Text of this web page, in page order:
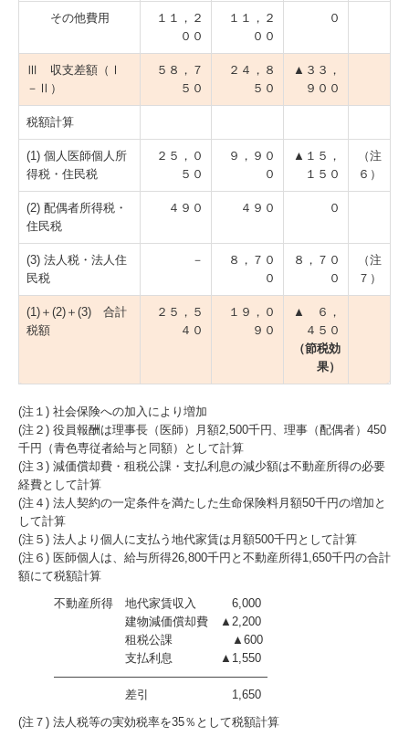
その他費用
１１，２
００
１１，２
００
０
Ⅲ 収支差額（Ⅰ
－Ⅱ）
５８，７
５０
２４，８
５０
▲３３，
９００
税額計算
(1) 個人医師個人所
得税・住民税
２５，０
５０
９，９０
０
▲１５，
１５０
（注
６）
(2) 配偶者所得税・
住民税
４９０ ４９０ ０
(3) 法人税・法人住
民税
－
８，７０
０
８，７０
０
（注
７）
(1)＋(2)＋(3) 合計
税額
２５，５
４０
１９，０
９０
▲ ６，
４５０
（節税効
果）
(注１) 社会保険への加入により増加
(注２) 役員報酬は理事長（医師）月額2,500千円、理事（配偶者）450
千円（青色専従者給与と同額）として計算
(注３) 減価償却費・租税公課・支払利息の減少額は不動産所得の必要
経費として計算
(注４) 法人契約の一定条件を満たした生命保険料月額50千円の増加と
して計算
(注５) 法人より個人に支払う地代家賃は月額500千円として計算
(注６) 医師個人は、給与所得26,800千円と不動産所得1,650千円の合計
額にて税額計算
不動産所得 地代家賃収入 6,000
建物減価償却費 ▲2,200
租税公課 ▲600
支払利息 ▲1,550
――――――――――――――――――
差引 1,650
(注７) 法人税等の実効税率を35％として税額計算